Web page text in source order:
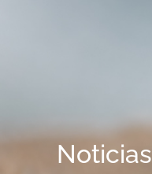
Noticias